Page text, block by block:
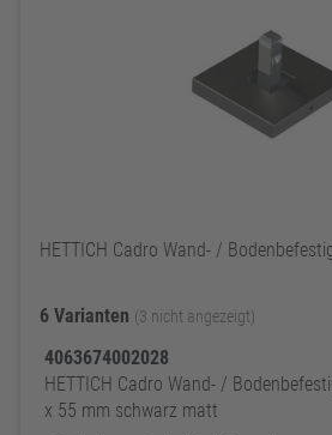
HETTICH Cadro Wand- /
6 Varianten (3 nicht angezeigt)
4063674002028
HETTICH Cadro Wand- /
x 55 mm schwarz matt